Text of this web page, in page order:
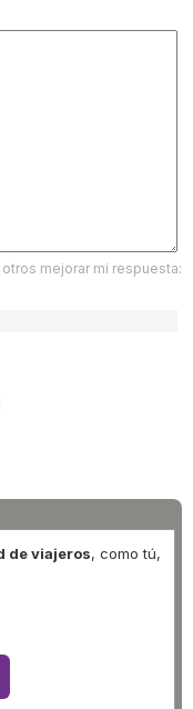
mejorar mi respuesta:
de viajeros, como tú,